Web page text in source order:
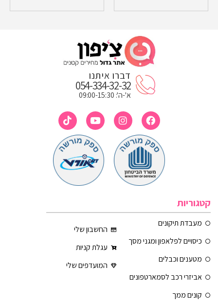
דברו איתנו
054-334-32-32
א'-ה': 09:00-15:30
קטגוריות
מעבדת תיקונים
כיסויים לפלאפון ומגני מסך
מטענים וכבלים
אביזרי רכב לסמארטפונים
קונים ממך
החשבון שלי
עגלת קניות
המועדפים שלי